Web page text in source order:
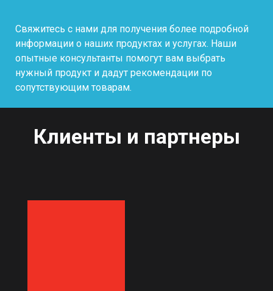
Свяжитесь с нами для получения более подробной
информации о наших продуктах и услугах. Наши
опытные консультанты помогут вам выбрать
нужный продукт и дадут рекомендации по
сопутствующим товарам.
Клиенты и партнеры